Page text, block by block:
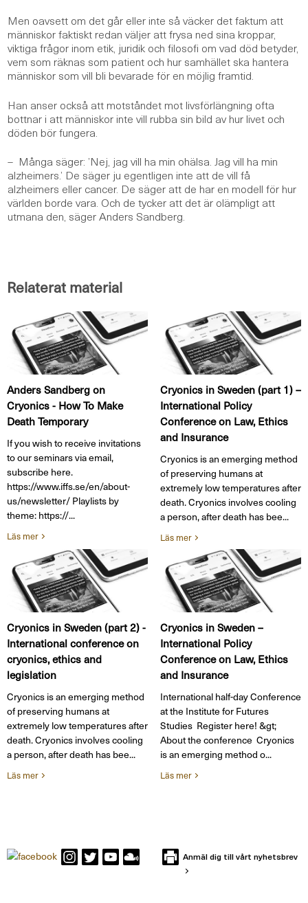
Men oavsett om det går eller inte så väcker det faktum att
människor faktiskt redan väljer att frysa ned sina kroppar,
viktiga frågor inom etik, juridik och filosofi om vad död betyder,
vem som räknas som patient och hur samhället ska hantera
människor som vill bli bevarade för en möjlig framtid.
Han anser också att motståndet mot livsförlängning ofta
bottnar i att människor inte vill rubba sin bild av hur livet och
döden bör fungera.
– Många säger: ’Nej, jag vill ha min ohälsa. Jag vill ha min
alzheimers.’ De säger ju egentligen inte att de vill få
alzheimers eller cancer. De säger att de har en modell för hur
världen borde vara. Och de tycker att det är olämpligt att
utmana den, säger Anders Sandberg.
Relaterat material
Anders Sandberg on
Cryonics - How To Make
Death Temporary
If you wish to receive invitations
to our seminars via email,
subscribe here.
https://www.iffs.se/en/about-
us/newsletter/ Playlists by
theme: https://...
Läs mer
Cryonics in Sweden (part 1) –
International Policy
Conference on Law, Ethics
and Insurance
Cryonics is an emerging method
of preserving humans at
extremely low temperatures after
death. Cryonics involves cooling
a person, after death has bee...
Läs mer
Cryonics in Sweden (part 2) -
International conference on
cryonics, ethics and
legislation
Cryonics is an emerging method
of preserving humans at
extremely low temperatures after
death. Cryonics involves cooling
a person, after death has bee...
Läs mer
Cryonics in Sweden –
International Policy
Conference on Law, Ethics
and Insurance
International half-day Conference
at the Institute for Futures
Studies Register here! &gt;
About the conference Cryonics
is an emerging method o...
Läs mer
Anmäl dig till vårt nyhetsbrev